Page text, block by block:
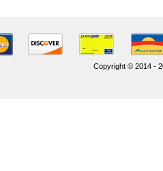
Copyright © 2014 -